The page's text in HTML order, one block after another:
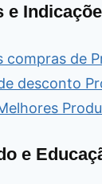
e
compras de
desconto
e